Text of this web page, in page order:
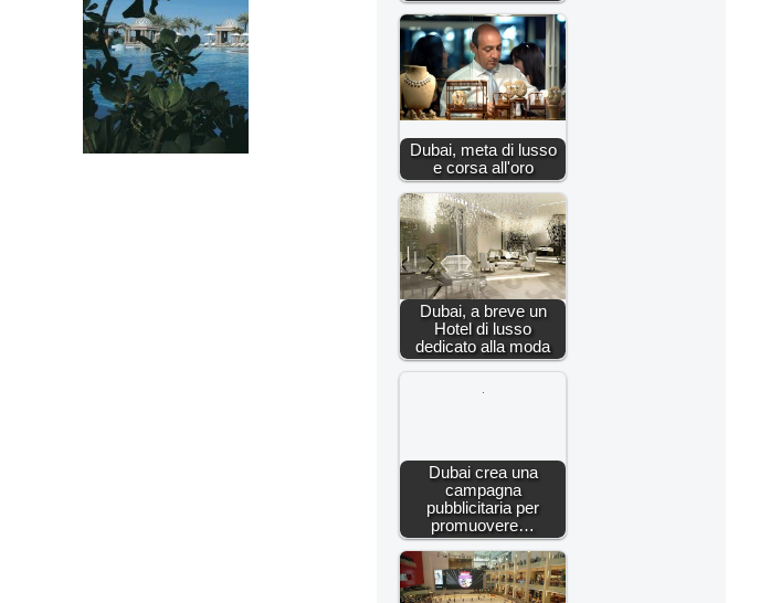
Dubai, meta di lusso
e corsa all'oro
Dubai, a breve un
Hotel di lusso
dedicato alla moda
Dubai crea una
campagna
pubblicitaria per
promuovere…